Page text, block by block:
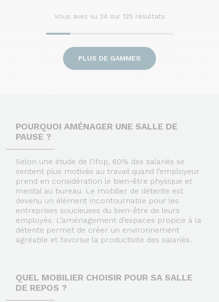
POURQUOI AMÉNAGER UNE SALLE DE
PAUSE ?
Selon une étude de l’Ifop, 60% des salariés se
sentent plus motivés au travail quand l’employeur
prend en considération le bien-être physique et
mental au bureau. Le mobilier de détente est
devenu un élément incontournable pour les
entreprises soucieuses du bien-être de leurs
employés. L’aménagement d’espaces propice à la
détente permet de créer un environnement
agréable et favorise la productivité des salariés.
QUEL MOBILIER CHOISIR POUR SA SALLE
DE REPOS ?
Vous avez vu 24sur 125 résultats
PLUS DE GAMMES